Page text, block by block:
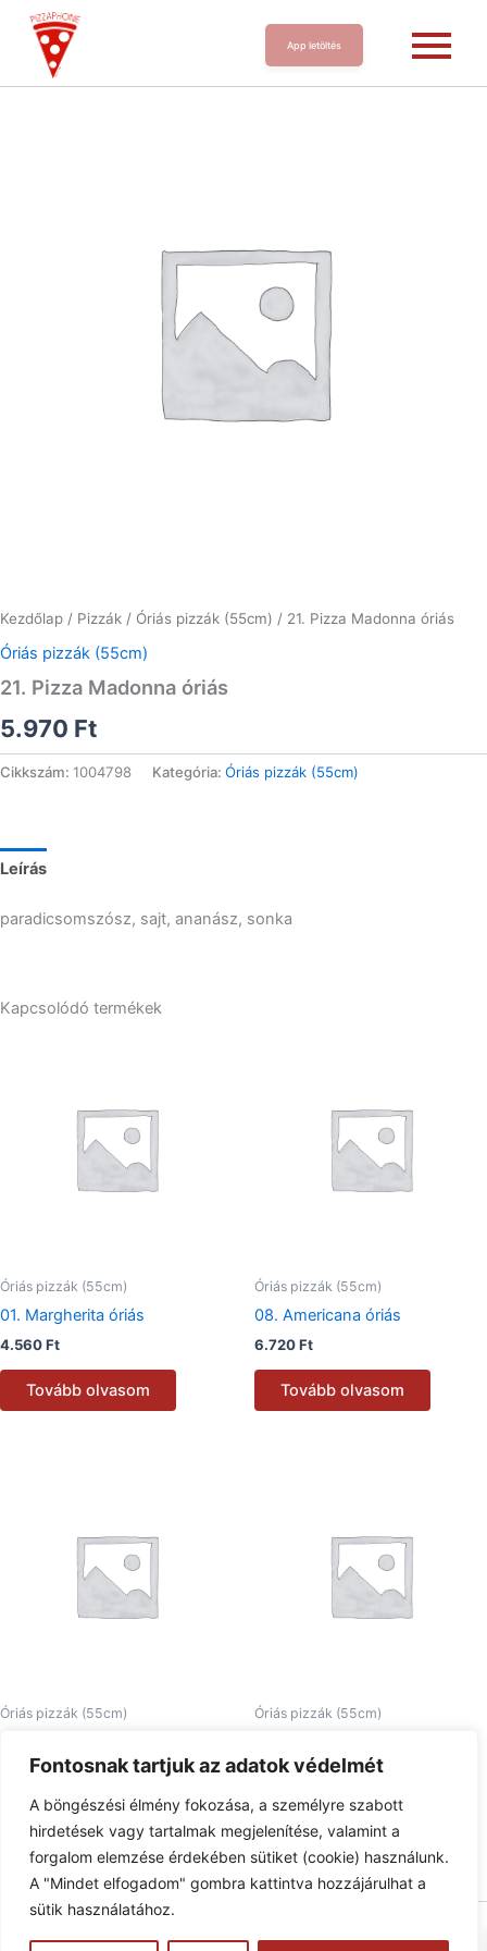
Fontosnak tartjuk az adatok védelmét
A böngészési élmény fokozása, a személyre szabott
hirdetések vagy tartalmak megjelenítése, valamint a
forgalom elemzése érdekében sütiket (cookie) használunk.
A "Mindet elfogadom" gombra kattintva hozzájárulhat a
sütik használatához.
App letöltés
Kezdőlap / Pizzák / Óriás pizzák (55cm) / 21. Pizza Madonna óriás
Óriás pizzák (55cm)
21. Pizza Madonna óriás
5.970 Ft
Cikkszám: 1004798 Kategória: Óriás pizzák (55cm)
Leírás
paradicsomszósz, sajt, ananász, sonka
Kapcsolódó termékek
Óriás pizzák (55cm)
01. Margherita óriás
4.560Ft
Tovább olvasom
Óriás pizzák (55cm)
08. Americana óriás
6.720Ft
Tovább olvasom
Óriás pizzák (55cm)
7.210Ft
Tovább olvasom
Óriás pizzák (55cm)
6.390Ft
Tovább olvasom
Copyright © 2026 Pizzaphone | Powered byAstra WordPress